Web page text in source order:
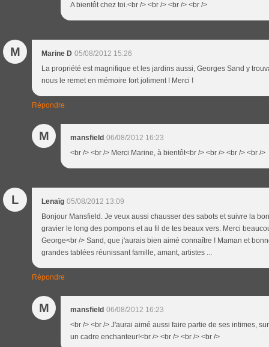
A bientôt chez toi.<br /> <br /> <br /> <br />
M Marine D 05/08/2012 15:26
La propriété est magnifique et les jardins aussi, Georges Sand y
nous le remet en mémoire fort joliment ! Merci !
Répondre
M mansfield 06/08/2012 16:23
<br /> <br /> Merci Marine, à bientôt<br /> <br /> <br /> <br />
L Lenaïg 05/08/2012 13:09
Bonjour Mansfield. Je veux aussi chausser des sabots et suivre la
gravier le long des pompons et au fil de tes beaux vers. Merci
George<br /> Sand, que j'aurais bien aimé connaître ! Maman et
grandes tablées réunissant famille, amant, artistes ...
Répondre
M mansfield 06/08/2012 16:23
<br /> <br /> J'aurai aimé aussi faire partie de ses intimes,
un cadre enchanteur!<br /> <br /> <br /> <br />